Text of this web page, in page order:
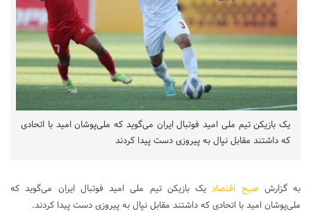
یک بازیکن تیم ملی امید فوتبال ایران می‌گوید که ملی‌پوشان امید با اتحادی
که داشتند مقابل نپال به پیروزی دست پیدا کردند
به گزارش صبح اقتصادیک بازیکن تیم ملی امید فوتبال ایران می‌گوید که
ملی‌پوشان امید با اتحادی که داشتند مقابل نپال به پیروزی دست پیدا کردند.